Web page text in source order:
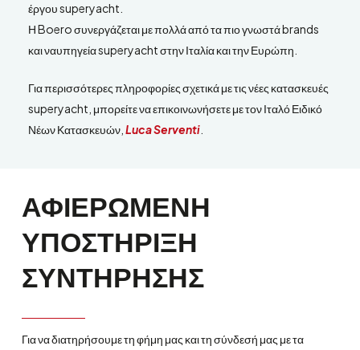
έργου superyacht.
Η Boero συνεργάζεται με πολλά από τα πιο γνωστά brands
και ναυπηγεία superyacht στην Ιταλία και την Ευρώπη.
Για περισσότερες πληροφορίες σχετικά με τις νέες κατασκευές
superyacht, μπορείτε να επικοινωνήσετε με τον Ιταλό Ειδικό
Νέων Κατασκευών, Luca Serventi.
ΑΦΙΕΡΩΜΕΝΗ
ΥΠΟΣΤΗΡΙΞΗ
ΣΥΝΤΗΡΗΣΗΣ
Για να διατηρήσουμε τη φήμη μας και τη σύνδεσή μας με τα